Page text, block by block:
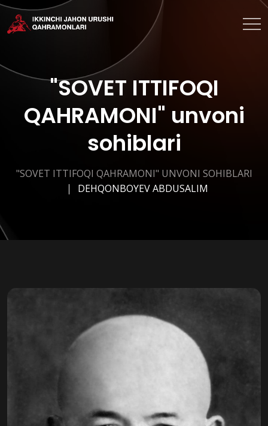
"SOVET ITTIFOQI
QAHRAMONI" unvoni
sohiblari
"SOVET ITTIFOQI QAHRAMONI" UNVONI SOHIBLARI
DEHQONBOYEV ABDUSALIM